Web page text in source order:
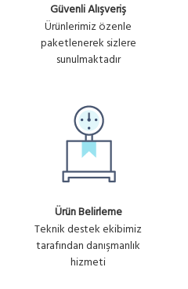
Güvenli Alışveriş
Ürünlerimiz özenle
paketlenerek sizlere
sunulmaktadır
Ürün Belirleme
Teknik destek ekibimiz
tarafından danışmanlık
hizmeti